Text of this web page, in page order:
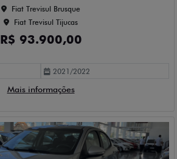
Fiat Trevisul Brusque
Fiat Trevisul Tijucas
R$ 93.900,00
2021/2022
Mais informações